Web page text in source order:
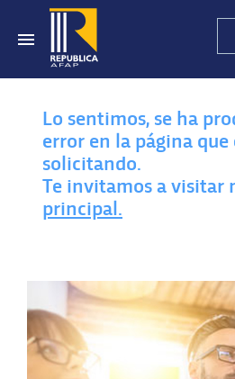
Lo sentimos, se ha
error en la página que
solicitando.
Te invitamos a visitar
principal.